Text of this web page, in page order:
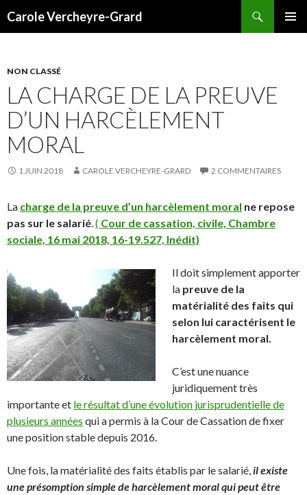
Carole Vercheyre-Grard
NON CLASSÉ
LA CHARGE DE LA PREUVE
D’UN HARCÈLEMENT
MORAL
1 JUIN 2018 CAROLE VERCHEYRE-GRARD 2 COMMENTAIRES
La charge de la preuve d’un harcèlement moral ne repose
pas sur le salarié.( Cour de cassation, civile, Chambre
sociale, 16 mai 2018, 16-19.527, Inédit)
Il doit simplement apporter
la preuve de la
matérialité des faits qui
selon lui caractérisent le
harcèlement moral.
C’est une nuance
juridiquement très
importante et le résultat d’une évolution jurisprudentielle de
plusieurs années qui a permis à la Cour de Cassation de fixer
une position stable depuis 2016.
Une fois, la matérialité des faits établis par le salarié,il existe
une présomption simple de harcèlement moral qui peut être